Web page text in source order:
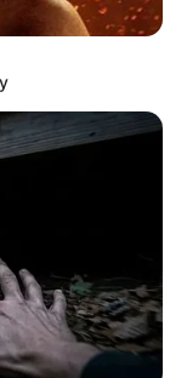
Diabla”
en Medellín,
Aguachica⁣,